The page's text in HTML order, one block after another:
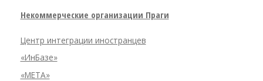
Некоммерческие организации Праги
Центр интеграции иностранцев
«ИнБазе»
«META»